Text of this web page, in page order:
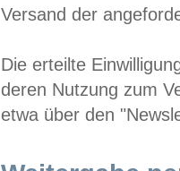
Versand der
Die erteilte
deren Nutzung zum
etwa über den